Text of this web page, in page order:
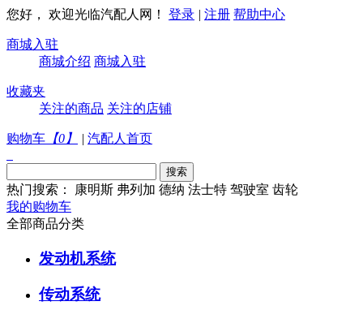
您好， 欢迎光临汽配人网！ 登录 | 注册 帮助中心
商城入驻
商城介绍 商城入驻
收藏夹
关注的商品 关注的店铺
购物车 【0 】 | 汽配人首页
热门搜索： 康明斯 弗列加 德纳 法士特 驾驶室 齿轮
我的购物车
全部商品分类
发动机系统
传动系统